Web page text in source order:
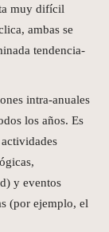
muy difícil
ambas se
tendencia-
intra-anuales
los años. Es
y eventos
(por ejemplo, el